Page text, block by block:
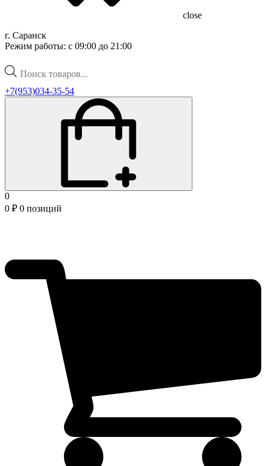
close
г. Саранск
Режим работы: с 09:00 до 21:00
товаров
+7(953)034-35-54
0
0 ₽ 0 позиций